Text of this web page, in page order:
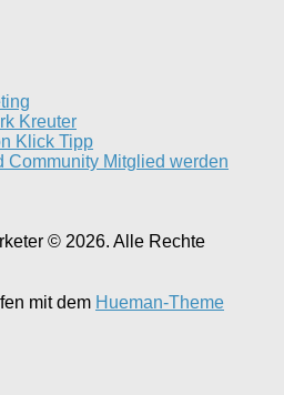
Kreuter
Klick Tipp
Community Mitglied werden
© 2026. Alle Rechte
mit dem Hueman-Theme